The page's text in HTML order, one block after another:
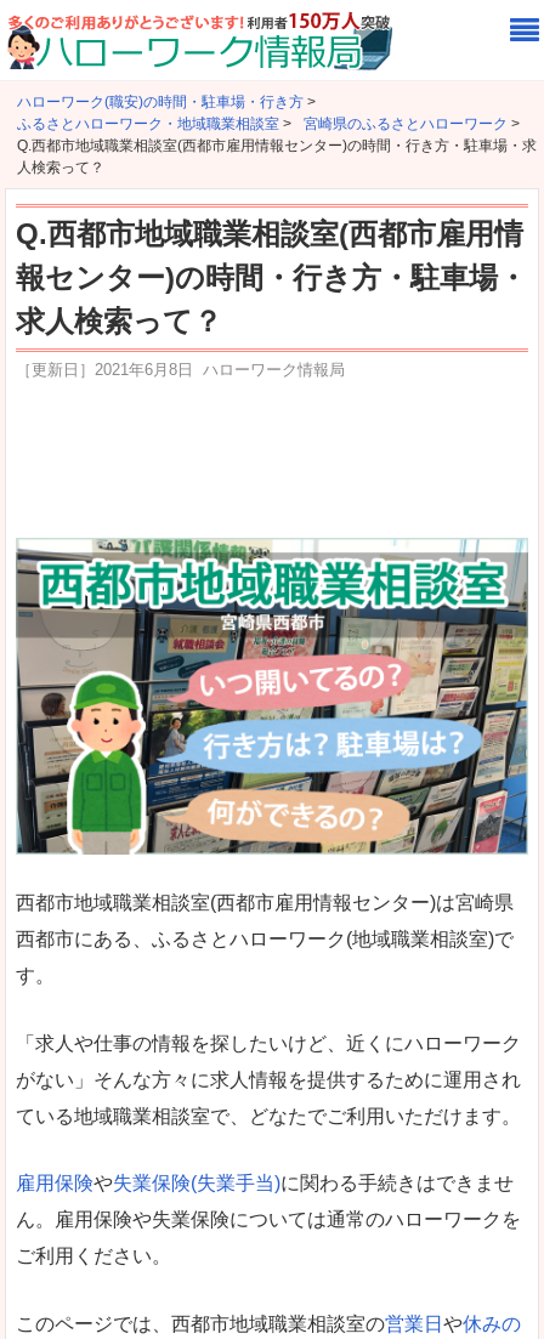
ハローワーク(職安)の時間・駐車場・行き方 >
ふるさとハローワーク・地域職業相談室 > 宮崎県のふるさとハローワーク >
Q.西都市地域職業相談室(西都市雇用情報センター)の時間・行き方・駐車場・求
人検索って？
Q.西都市地域職業相談室(西都市雇用情
報センター)の時間・行き方・駐車場・
求人検索って？
［更新日］ 2021年6月8日 ハローワーク情報局
西都市地域職業相談室(西都市雇用情報センター)は宮崎県
西都市にある、ふるさとハローワーク(地域職業相談室)で
す。
「求人や仕事の情報を探したいけど、近くにハローワーク
がない」そんな方々に求人情報を提供するために運用され
ている地域職業相談室で、どなたでご利用いただけます。
雇用保険や失業保険(失業手当)に関わる手続きはできませ
ん。雇用保険や失業保険については通常のハローワークを
ご利用ください。
このページでは、西都市地域職業相談室の営業日 や休みの